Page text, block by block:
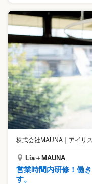
株式会社MAUNA ｜ アイリ
Lia＋MAUNA
営業時間内研修！働
す。